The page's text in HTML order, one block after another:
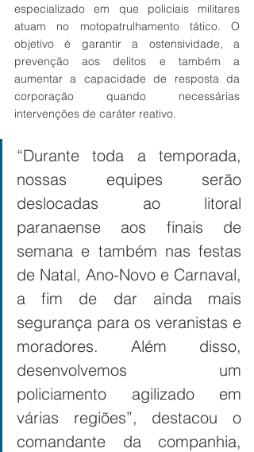
especializado em que policiais militares
atuam no motopatrulhamento tático. O
objetivo é garantir a ostensividade, a
prevenção aos delitos e também a
aumentar a capacidade de resposta da
corporação quando necessárias
intervenções de caráter reativo.
“Durante toda a temporada,
nossas equipes serão
deslocadas ao litoral
paranaense aos finais de
semana e também nas festas
de Natal, Ano-Novo e Carnaval,
a fim de dar ainda mais
segurança para os veranistas e
moradores. Além disso,
desenvolvemos um
policiamento agilizado em
várias regiões”, destacou o
comandante da companhia,